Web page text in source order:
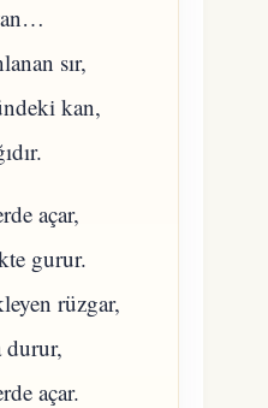
sır,
kan,
açar,
gurur.
rüzgar,
durur,
açar.